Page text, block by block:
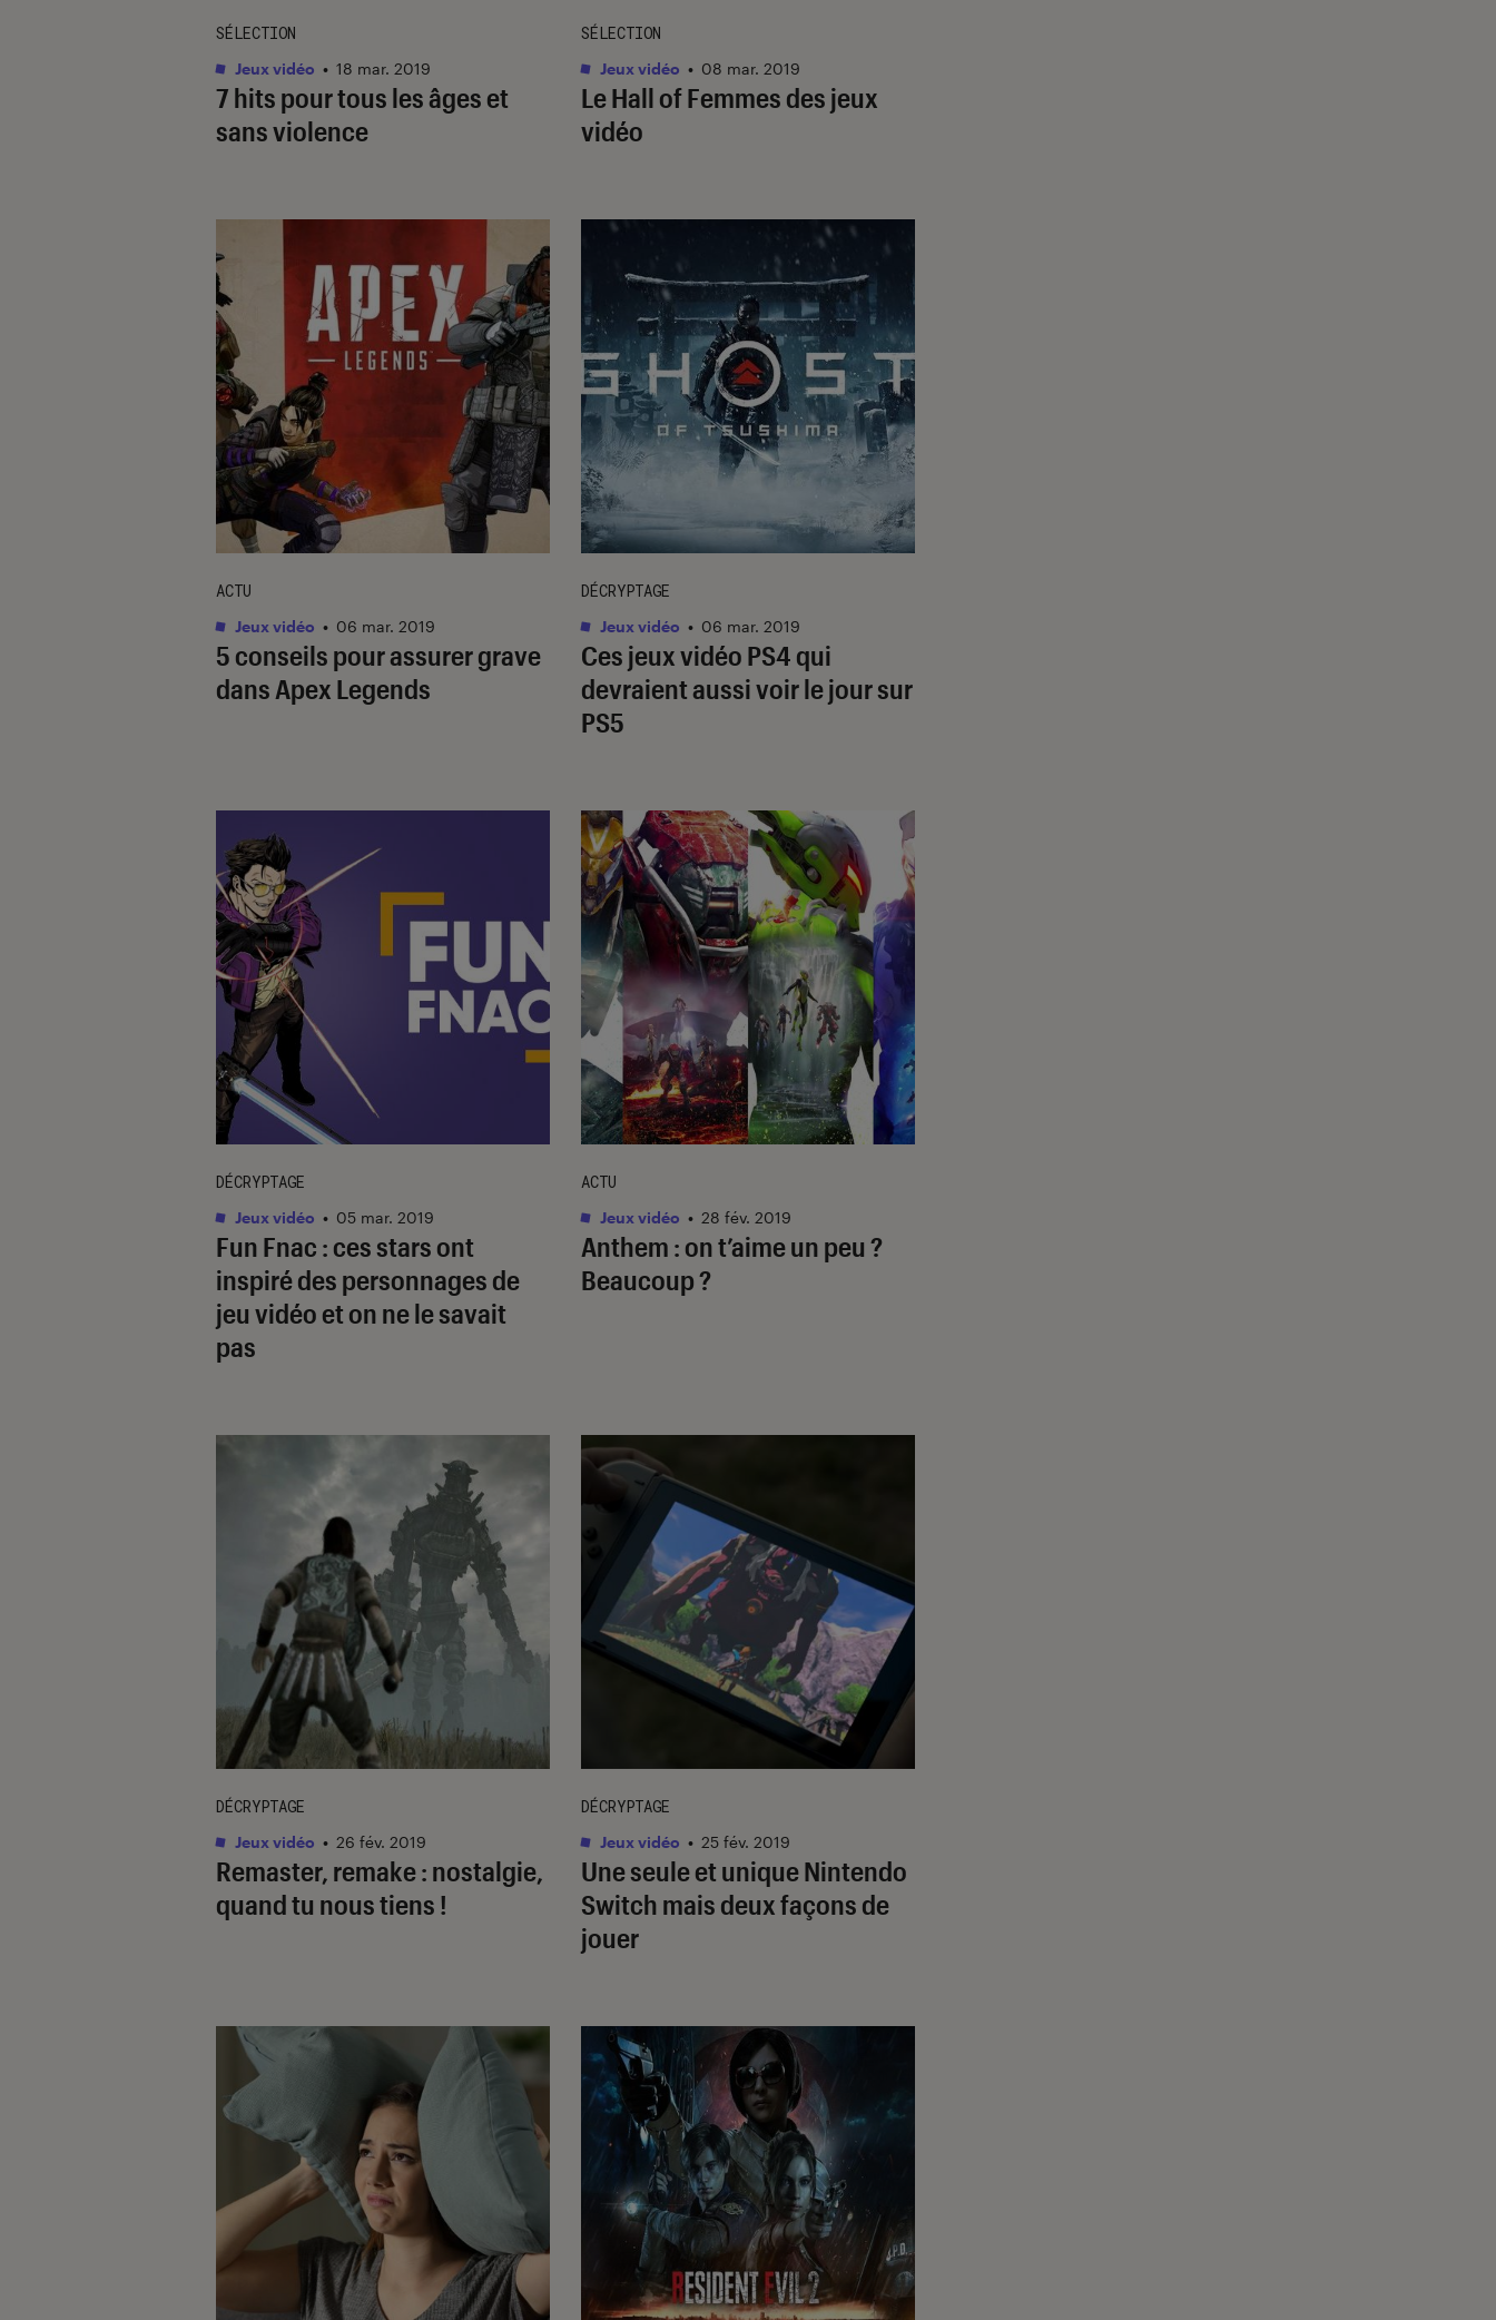
7 hits pour tous les âges et
sans violence
SÉLECTION
Jeux vidéo • 18 mar. 2019
Le Hall of Femmes des jeux
vidéo
SÉLECTION
Jeux vidéo • 08 mar. 2019
5 conseils pour assurer grave
dans Apex Legends
ACTU
Jeux vidéo • 06 mar. 2019
Ces jeux vidéo PS4 qui
devraient aussi voir le jour sur
PS5
DÉCRYPTAGE
Jeux vidéo • 06 mar. 2019
Fun Fnac : ces stars ont
inspiré des personnages de
jeu vidéo et on ne le savait
pas
DÉCRYPTAGE
Jeux vidéo • 05 mar. 2019
Anthem : on t’aime un peu ?
Beaucoup ?
ACTU
Jeux vidéo • 28 fév. 2019
Remaster, remake : nostalgie,
quand tu nous tiens !
DÉCRYPTAGE
Jeux vidéo • 26 fév. 2019
Une seule et unique Nintendo
Switch mais deux façons de
jouer
DÉCRYPTAGE
Jeux vidéo • 25 fév. 2019